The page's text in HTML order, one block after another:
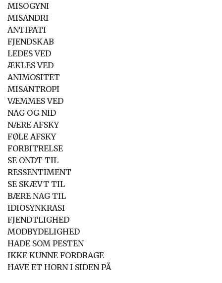
MISOGYNI
MISANDRI
ANTIPATI
FJENDSKAB
LEDES VED
ÆKLES VED
ANIMOSITET
MISANTROPI
VÆMMES VED
NAG OG NID
NÆRE AFSKY
FØLE AFSKY
FORBITRELSE
SE ONDT TIL
RESSENTIMENT
SE SKÆVT TIL
BÆRE NAG TIL
IDIOSYNKRASI
FJENDTLIGHED
MODBYDELIGHED
HADE SOM PESTEN
IKKE KUNNE FORDRAGE
HAVE ET HORN I SIDEN PÅ